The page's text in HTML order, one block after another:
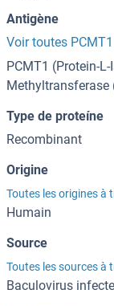
Antigène
Voir toutes
PCMT1 (Protein-
Methyltransferase
Type de proteíne
Recombinant
Origine
Toutes les origines à
Humain
Source
Toutes les sources à
Baculovirus